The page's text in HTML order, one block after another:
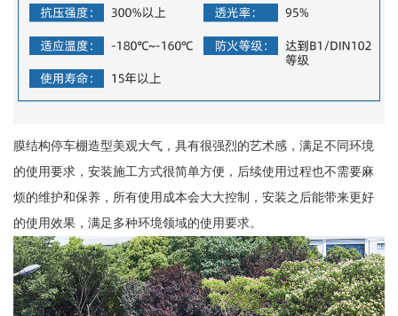
膜结构停车棚造型美观大气，具有很强烈的艺术感，满足不同环境
的使用要求，安装施工方式很简单方便，后续使用过程也不需要麻
烦的维护和保养，所有使用成本会大大控制，安装之后能带来更好
的使用效果，满足多种环境领域的使用要求。